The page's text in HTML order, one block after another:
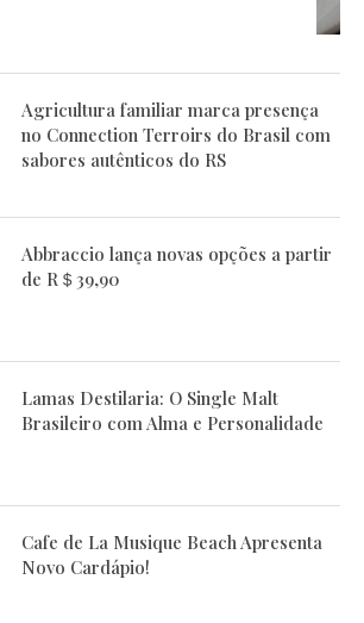
Agricultura familiar marca presença
no Connection Terroirs do Brasil com
sabores autênticos do RS
Abbraccio lança novas opções a partir
de R＄39,90
Lamas Destilaria: O Single Malt
Brasileiro com Alma e Personalidade
Cafe de La Musique Beach Apresenta
Novo Cardápio!